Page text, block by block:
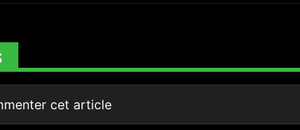
cet article